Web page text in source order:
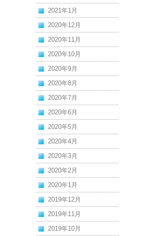
2021年1月
2020年12月
2020年11月
2020年10月
2020年9月
2020年8月
2020年7月
2020年6月
2020年5月
2020年4月
2020年3月
2020年2月
2020年1月
2019年12月
2019年11月
2019年10月